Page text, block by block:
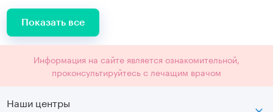
Показать все
Информация на сайте является ознакомительной,
проконсультируйтесь с лечащим врачом
Наши центры